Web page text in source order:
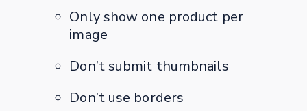
Only show one product per
image
Don’t submit thumbnails
Don’t use borders